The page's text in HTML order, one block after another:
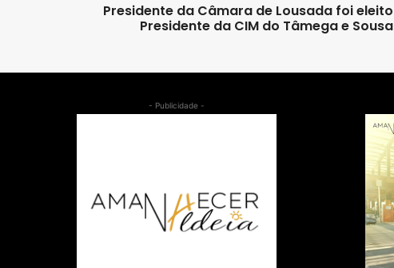
Presidente da Câmara de Lousada foi eleito
Presidente da CIM do Tâmega e Sousa
- Publicidade -